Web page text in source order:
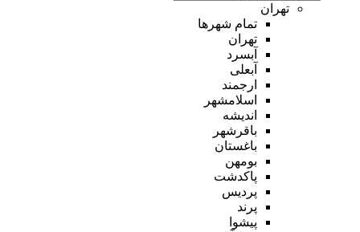
تهران
تمام شهر‌ها
تهران
آبسرد
آبعلی
ارجمند
اسلامشهر
اندیشه
باقرشهر
باغستان
بومهن
پاکدشت
پردیس
پرند
پیشوا